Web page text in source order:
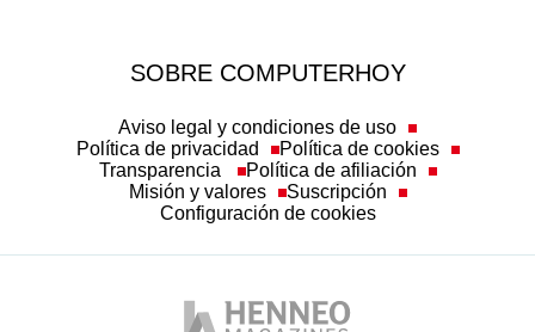
SOBRE COMPUTERHOY
Aviso legal y condiciones de uso
Política de privacidad
Política de cookies
Transparencia
Política de afiliación
Misión y valores
Suscripción
Configuración de cookies